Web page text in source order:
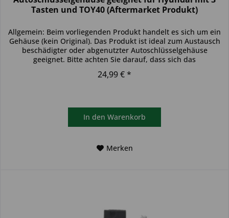
Tasten und TOY40 (Aftermarket Produkt)
Allgemein: Beim vorliegenden Produkt handelt es sich um ein
Gehäuse (kein Original). Das Produkt ist ideal zum Austausch
beschädigter oder abgenutzter Autoschlüsselgehäuse
geeignet. Bitte achten Sie darauf, dass sich das
24,99 € *
In den Warenkorb
Merken